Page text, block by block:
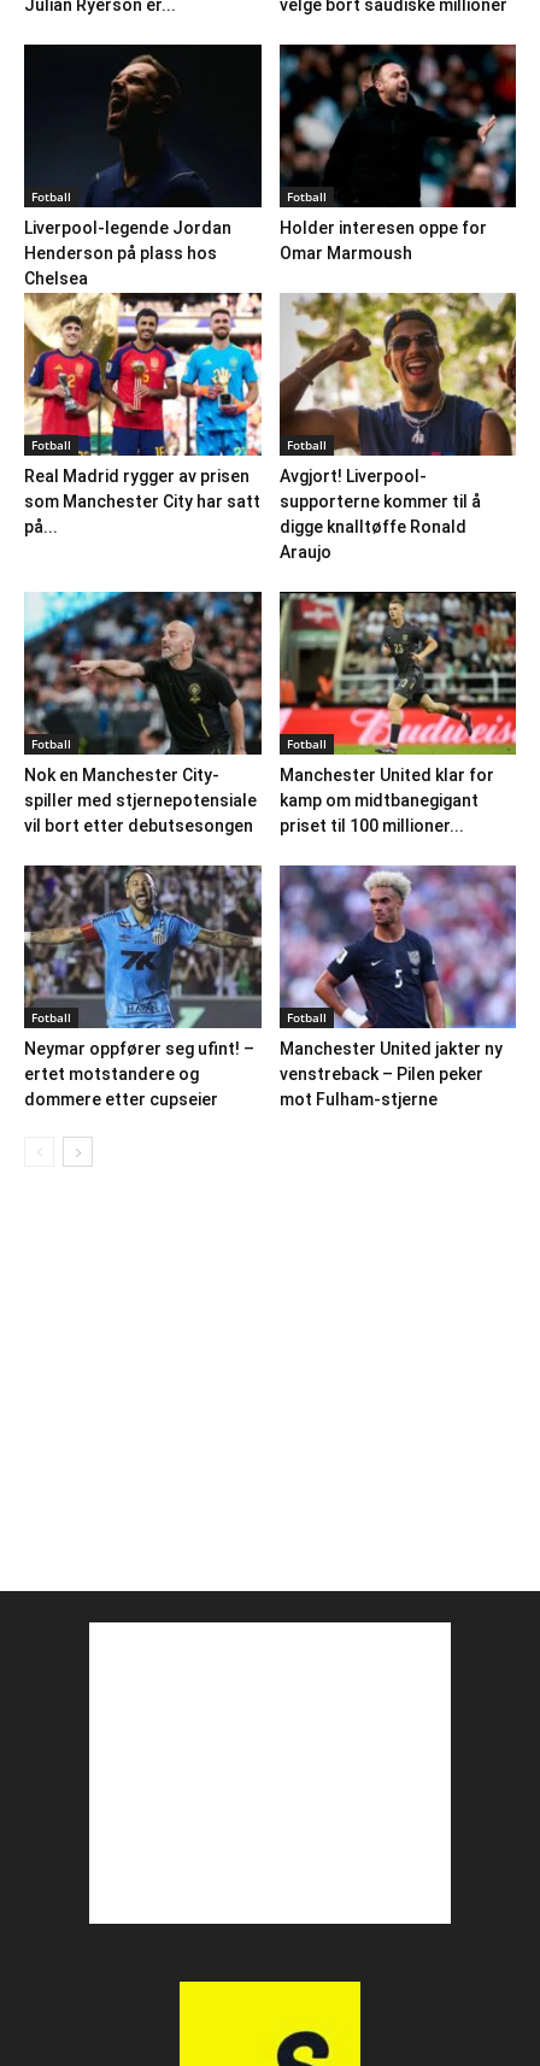
Julian Ryerson er... velge bort saudiske millioner
Fotball
Liverpool-legende Jordan
Henderson på plass hos
Chelsea
Fotball
Holder interesen oppe for
Omar Marmoush
Fotball
Real Madrid rygger av prisen
som Manchester City har satt
på...
Fotball
Avgjort! Liverpool-
supporterne kommer til å
digge knalltøffe Ronald
Araujo
Fotball
Nok en Manchester City-
spiller med stjernepotensiale
vil bort etter debutsesongen
Fotball
Manchester United klar for
kamp om midtbanegigant
priset til 100 millioner...
Fotball
Neymar oppfører seg ufint! –
ertet motstandere og
dommere etter cupseier
Fotball
Manchester United jakter ny
venstreback – Pilen peker
mot Fulham-stjerne